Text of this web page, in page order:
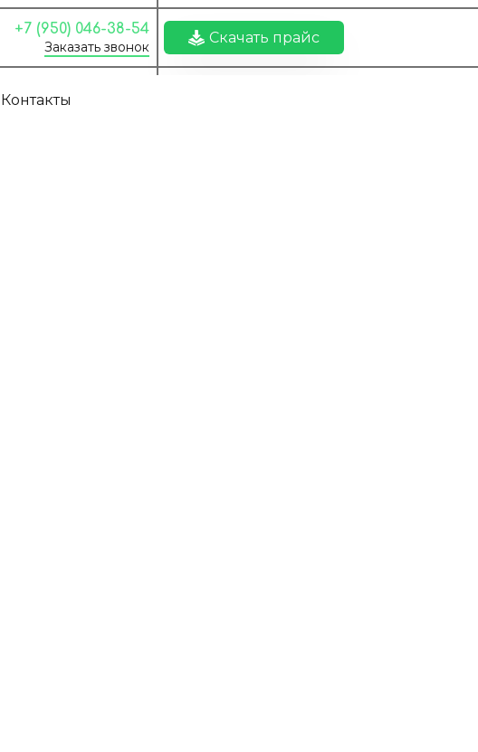
+7 (950) 046-38-54
Заказать звонок
Скачать прайс
Контакты